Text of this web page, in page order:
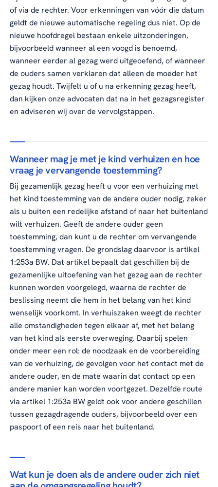
of via de rechter. Voor erkenningen van vóór die datum
geldt de nieuwe automatische regeling dus niet. Op de
nieuwe hoofdregel bestaan enkele uitzonderingen,
bijvoorbeeld wanneer al een voogd is benoemd,
wanneer eerder al gezag werd uitgeoefend, of wanneer
de ouders samen verklaren dat alleen de moeder het
gezag houdt. Twijfelt u of u na erkenning gezag heeft,
dan kijken onze advocaten dat na in het gezagsregister
en adviseren wij over de vervolgstappen.
Wanneer mag je met je kind verhuizen en hoe
vraag je vervangende toestemming?
Bij gezamenlijk gezag heeft u voor een verhuizing met
het kind toestemming van de andere ouder nodig, zeker
als u buiten een redelijke afstand of naar het buitenland
wilt verhuizen. Geeft de andere ouder geen
toestemming, dan kunt u de rechter om vervangende
toestemming vragen. De grondslag daarvoor is artikel
1:253a BW. Dat artikel bepaalt dat geschillen bij de
gezamenlijke uitoefening van het gezag aan de rechter
kunnen worden voorgelegd, waarna de rechter de
beslissing neemt die hem in het belang van het kind
wenselijk voorkomt. In verhuiszaken weegt de rechter
alle omstandigheden tegen elkaar af, met het belang
van het kind als eerste overweging. Daarbij spelen
onder meer een rol: de noodzaak en de voorbereiding
van de verhuizing, de gevolgen voor het contact met de
andere ouder, en de mate waarin dat contact op een
andere manier kan worden voortgezet. Dezelfde route
via artikel 1:253a BW geldt ook voor andere geschillen
tussen gezagdragende ouders, bijvoorbeeld over een
paspoort of een reis naar het buitenland.
Wat kun je doen als de andere ouder zich niet